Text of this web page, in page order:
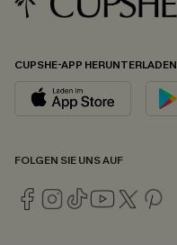
CUPSHE-APP HERUNTERLADEN
FOLGEN SIE UNS AUF